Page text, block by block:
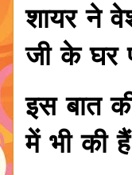
शायर ने
जी के घर
इस बात
में भी की